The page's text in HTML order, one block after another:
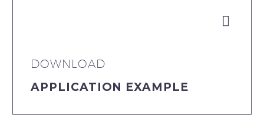


DOWNLOAD
APPLICATION EXAMPLE